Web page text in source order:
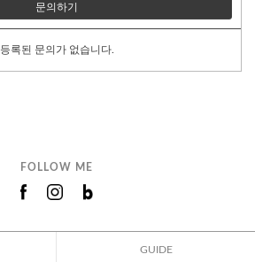
문의하기
등록된 문의가 없습니다.
FOLLOW ME
GUIDE